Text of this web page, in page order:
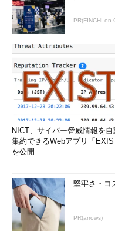
PR(FINCHI on
NICT、サイバー脅威情報を自
集約できるWebアプリ「
を公開
堅牢さ・コ
PR(arrows)